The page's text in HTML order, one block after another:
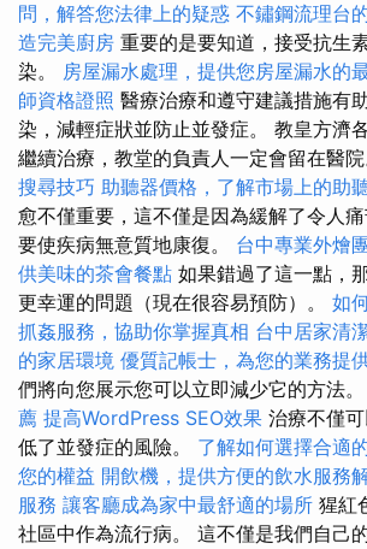
問，解答您法律上的疑惑 不鏽鋼流理台
造完美廚房 重要的是要知道，接受抗生
染。 房屋漏水處理，提供您房屋漏水的
師資格證照 醫療治療和遵守建議措施有
染，減輕症狀並防止並發症。 教皇方濟
繼續治療，教堂的負責人一定會留在醫院
搜尋技巧 助聽器價格，了解市場上的助
愈不僅重要，這不僅是因為緩解了令人
要使疾病無意質地康復。 台中專業外燴
供美味的茶會餐點 如果錯過了這一點，
更幸運的問題（現在很容易預防）。 如
抓姦服務，協助你掌握真相 台中居家清
的家居環境 優質記帳士，為您的業務提
們將向您展示您可以立即減少它的方法。
薦 提高WordPress SEO效果 治療不僅
低了並發症的風險。 了解如何選擇合適
您的權益 開飲機，提供方便的飲水服務
服務 讓客廳成為家中最舒適的場所 猩紅
社區中作為流行病。 這不僅是我們自己